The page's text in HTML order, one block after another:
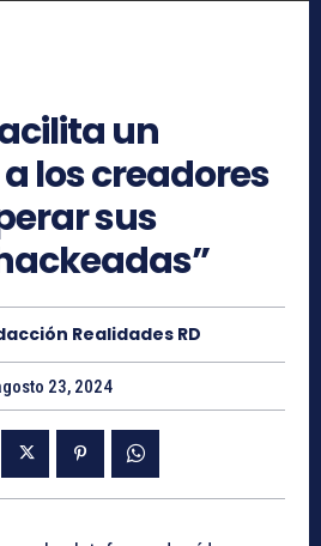
un
los creadores
sus
Realidades RD
23, 2024